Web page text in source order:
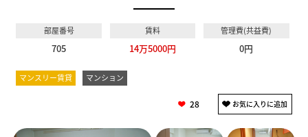
部屋番号
705
賃料
14万5000円
管理費(共益費)
0円
マンスリー賃貸 マンション
28